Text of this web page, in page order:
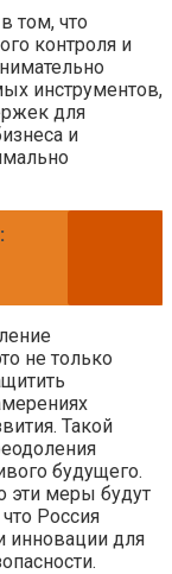
том, что
контроля и
инструментов,
для
и
не только
Такой
будущего.
эти меры будут
Россия
инновации для